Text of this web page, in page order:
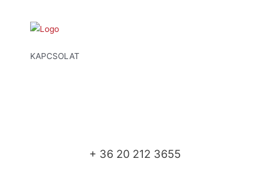
KAPCSOLAT
+ 36 20 212 3655